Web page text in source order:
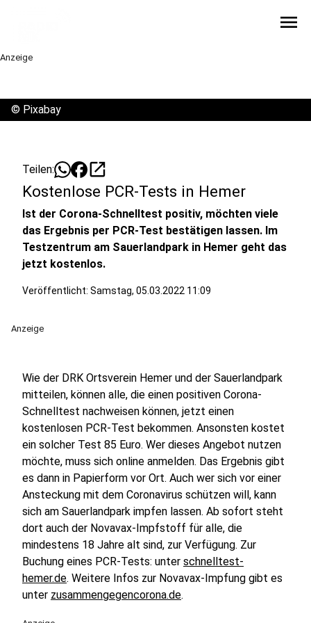
menu
Anzeige
© Pixabay
Teilen: open_in_new
Kostenlose PCR-Tests in Hemer
Ist der Corona-Schnelltest positiv, möchten viele
das Ergebnis per PCR-Test bestätigen lassen. Im
Testzentrum am Sauerlandpark in Hemer geht das
jetzt kostenlos.
Veröffentlicht: Samstag, 05.03.2022 11:09
Anzeige
Wie der DRK Ortsverein Hemer und der Sauerlandpark
mitteilen, können alle, die einen positiven Corona-
Schnelltest nachweisen können, jetzt einen
kostenlosen PCR-Test bekommen. Ansonsten kostet
ein solcher Test 85 Euro. Wer dieses Angebot nutzen
möchte, muss sich online anmelden. Das Ergebnis gibt
es dann in Papierform vor Ort. Auch wer sich vor einer
Ansteckung mit dem Coronavirus schützen will, kann
sich am Sauerlandpark impfen lassen. Ab sofort steht
dort auch der Novavax-Impfstoff für alle, die
mindestens 18 Jahre alt sind, zur Verfügung. Zur
Buchung eines PCR-Tests: unter schnelltest-
hemer.de. Weitere Infos zur Novavax-Impfung gibt es
unter zusammengegencorona.de.